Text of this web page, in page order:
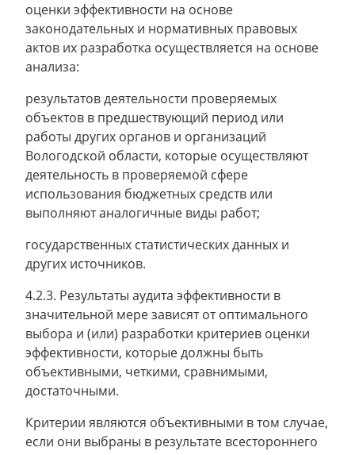
оценки эффективности на основе
законодательных и нормативных правовых
актов их разработка осуществляется на основе
анализа:
результатов деятельности проверяемых
объектов в предшествующий период или
работы других органов и организаций
Вологодской области, которые осуществляют
деятельность в проверяемой сфере
использования бюджетных средств или
выполняют аналогичные виды работ;
государственных статистических данных и
других источников.
4.2.3. Результаты аудита эффективности в
значительной мере зависят от оптимального
выбора и (или) разработки критериев оценки
эффективности, которые должны быть
объективными, четкими, сравнимыми,
достаточными.
Критерии являются объективными в том случае,
если они выбраны в результате всестороннего